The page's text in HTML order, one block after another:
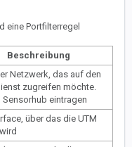
eine Portfilterregel
Beschreibung
Netzwerk, das auf den
zugreifen möchte.
Sensorhub eintragen
über das die UTM